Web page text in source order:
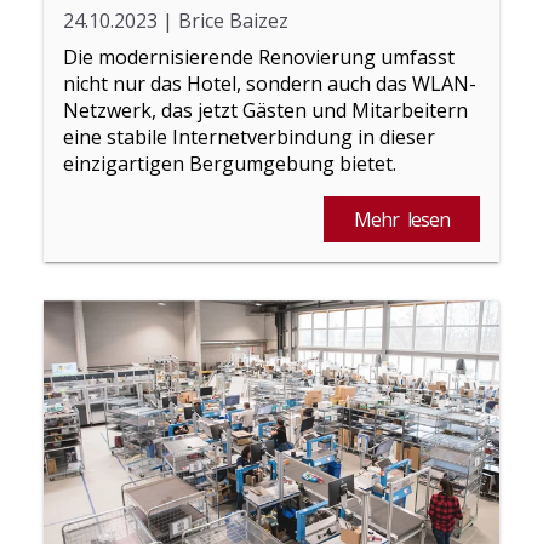
24.10.2023 | Brice Baizez
Die modernisierende Renovierung umfasst
nicht nur das Hotel, sondern auch das WLAN-
Netzwerk, das jetzt Gästen und Mitarbeitern
eine stabile Internetverbindung in dieser
einzigartigen Bergumgebung bietet.
Mehr lesen